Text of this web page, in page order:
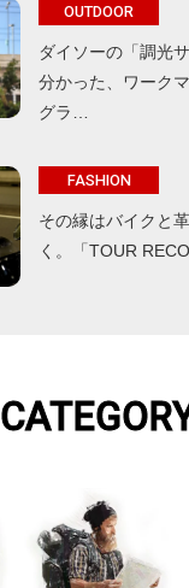
OUTDOOR
ダイソーの「調光
分かった、ワーク
グラ…
FASHION
その縁はバイクと
く。「TOUR